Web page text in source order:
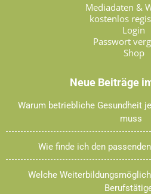
Mediadaten &
kostenlos
Login
Passwort
Shop
Neue Beiträge
Warum betriebliche Gesundheit
muss
Wie finde ich den
Welche